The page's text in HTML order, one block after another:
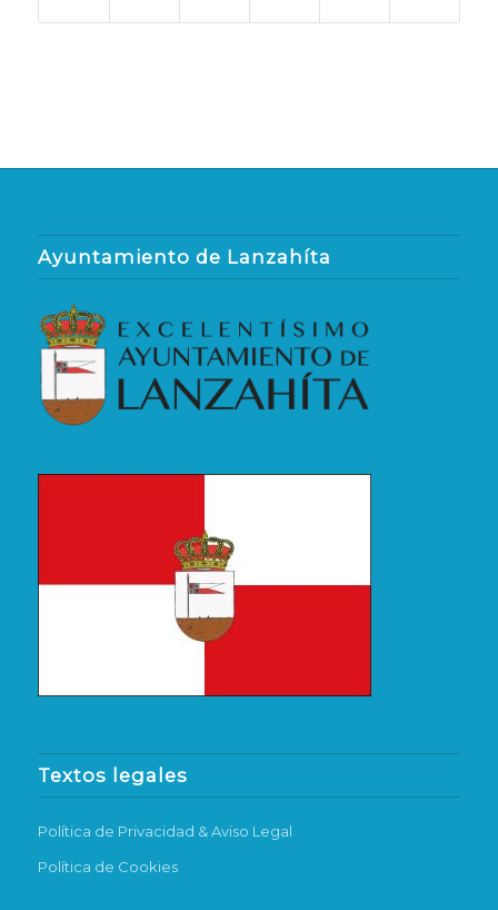
Ayuntamiento de Lanzahíta
Textos legales
Política de Privacidad & Aviso Legal
Política de Cookies